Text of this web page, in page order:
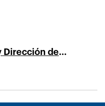
Dirección de